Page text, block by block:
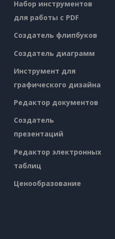
Набор инструментов
для работы с PDF
Создатель флипбуков
Создатель диаграмм
Инструмент для
графического дизайна
Редактор документов
Создатель
презентаций
Редактор электронных
таблиц
Ценообразование